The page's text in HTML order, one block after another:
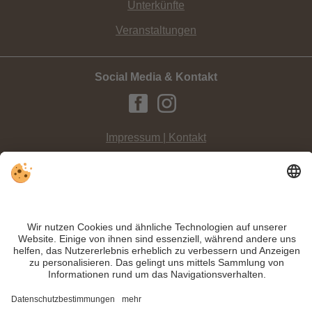
Unterkünfte
Veranstaltungen
Social Media & Kontakt
Impressum | Kontakt
Mit diesen Tipps können Sie Ihre Klettersteigtour
nicht nur genießen,